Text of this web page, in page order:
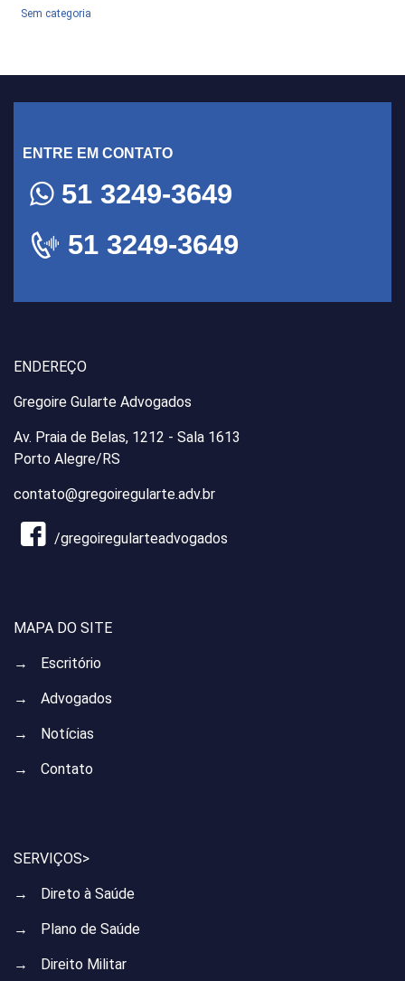
Sem categoria
ENTRE EM CONTATO
51 3249-3649
51 3249-3649
ENDEREÇO
Gregoire Gularte Advogados
Av. Praia de Belas, 1212 - Sala 1613
Porto Alegre/RS
contato@gregoiregularte.adv.br
/gregoiregularteadvogados
MAPA DO SITE
→ Escritório
→ Advogados
→ Notícias
→ Contato
SERVIÇOS>
→ Direto à Saúde
→ Plano de Saúde
→ Direito Militar